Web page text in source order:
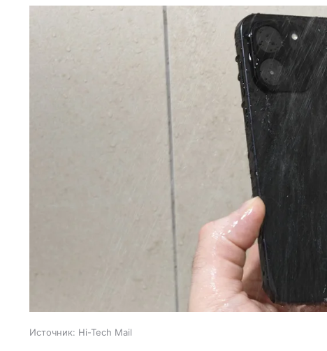
Источник: Hi-Tech Mail